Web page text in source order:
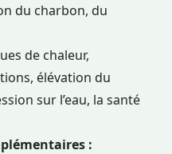
du charbon, du
de chaleur,
élévation du
sur l’eau, la santé
: